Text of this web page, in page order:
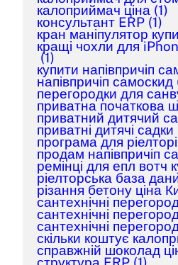
калоприймач ціна (1)
консультант ERP (1)
кран маніпулятор
кращі чохли для
(1)
купити напівпричіп
напівпричіп самоскид
перегородки для
приватна початкова
приватний дитячий
приватні дитячі
програма для
продам напівпричіп
ремінці для епл вотч
ріелторська база
різання бетону ціна
сантехнічні
сантехнічні
сантехнічні
скільки коштує
справжній шоколад